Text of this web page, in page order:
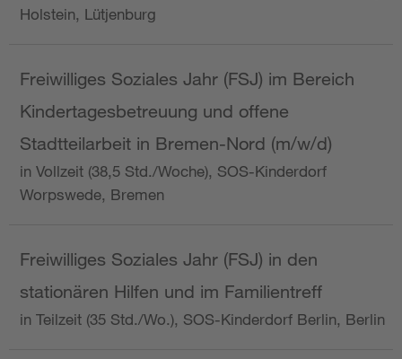
Holstein, Lütjenburg
Freiwilliges Soziales Jahr (FSJ) im Bereich
Kindertagesbetreuung und offene
Stadtteilarbeit in Bremen-Nord (m/w/d)
in Vollzeit (38,5 Std./Woche), SOS-Kinderdorf
Worpswede, Bremen
Freiwilliges Soziales Jahr (FSJ) in den
stationären Hilfen und im Familientreff
in Teilzeit (35 Std./Wo.), SOS-Kinderdorf Berlin, Berlin